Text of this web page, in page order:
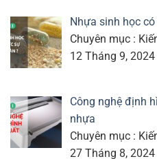
Nhựa sinh học
Chuyên mục :
12 Tháng 9, 2024
Công nghệ định
nhựa
Chuyên mục :
27 Tháng 8, 2024